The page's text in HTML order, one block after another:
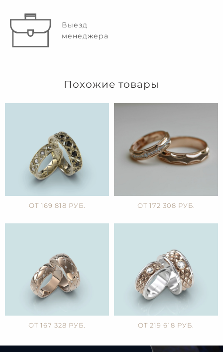
Выезд
менеджера
Похожие товары
ОТ 169 818 РУБ. ОТ 172 308 РУБ.
ОТ 167 328 РУБ. ОТ 219 618 РУБ.